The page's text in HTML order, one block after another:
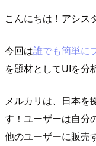
こんにちは！アシス
今回は誰でも簡単に
を題材としてUIを分
メルカリは、日本を
す！ユーザーは自分
他のユーザーに販売